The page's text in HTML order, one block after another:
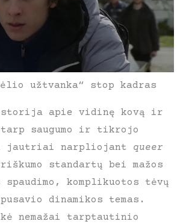
užtvanka“ stop kadras
apie vidinę kovą ir
saugumo ir tikrojo
jautriai narpliojant queer
standartų bei mažos
spaudimo, komplikuotos tėvų
dinamikos temas.
nemažai tarptautinio